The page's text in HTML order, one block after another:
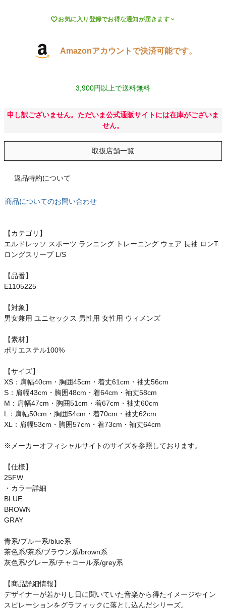
キャンプ・フェス
サックス SAXX
スポーツマリオTOP
ベースボールマリオ（野球商品）
ご利用ガイド
クーポン一覧
商品レビュー
プロテイン・サプリメントまとめ買い
アウトレットセール
スタッフコーディネート
スタッフブログ
お気に入り登録でお得な通知が届きます
Amazonアカウントで決済可能です。
3,900円以上で送料無料
申し訳ございません。ただいま公式通販サイトには在庫がございま
せん。
取扱店舗一覧
返品特約について
商品についてのお問い合わせ
【カテゴリ】
エルドレッソ スポーツ ランニング トレーニング ウェア 長袖 ロンT
ロングスリーブ L/S
【品番】
E1105225
【対象】
男女兼用 ユニセックス 男性用 女性用 ウィメンズ
【素材】
ポリエステル100%
【サイズ】
XS：肩幅40cm・胸囲45cm・着丈61cm・袖丈56cm
S：肩幅43cm・胸囲48cm・着64cm・袖丈58cm
M：肩幅47cm・胸囲51cm・着67cm・袖丈60cm
L：肩幅50cm・胸囲54cm・着70cm・袖丈62cm
XL：肩幅53cm・胸囲57cm・着73cm・袖丈64cm
※メーカーオフィシャルサイトのサイズを参照しております。
【仕様】
25FW
・カラー詳細
BLUE
BROWN
GRAY
青系/ブルー系/blue系
茶色系/茶系/ブラウン系/brown系
灰色系/グレー系/チャコール系/grey系
【商品詳細情報】
デザイナーが若かりし日に聞いていた音楽から得たイメージやイン
スピレーションをグラフィックに落とし込んだシリーズ。